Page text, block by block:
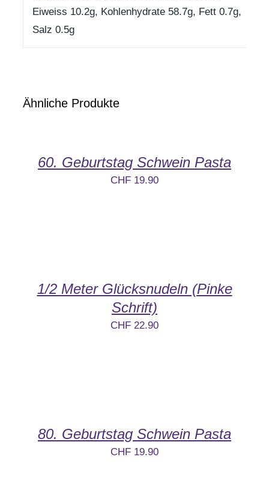
Eiweiss 10.2g, Kohlenhydrate 58.7g, Fett 0.7g,
Salz 0.5g
Ähnliche Produkte
60. Geburtstag Schwein Pasta
CHF 19.90
1/2 Meter Glücksnudeln (Pinke
Schrift)
CHF 22.90
80. Geburtstag Schwein Pasta
CHF 19.90